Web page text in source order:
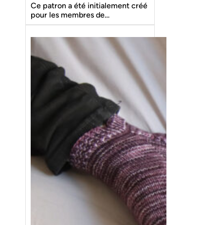
Ce patron a été initialement créé
pour les membres de…